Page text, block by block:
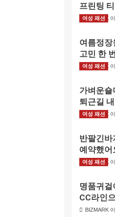
프린팅
BIZMARK
여성 패션
여름정장
고민 한
BIZMARK
여성 패션
가벼운숄
퇴근길
BIZMARK
여성 패션
반팔긴바
예약했어
BIZMARK
여성 패션
명품귀걸
CC라인
BIZMARK